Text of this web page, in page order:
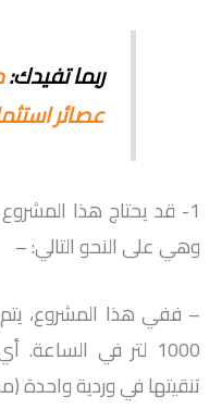
ربما تفيدك:
عصائر
1- قد يحتاج هذا
وهي على النحو التالي: –
– ففي هذا المشروع،
تنقيتها في وردية واحدة (مدة 8